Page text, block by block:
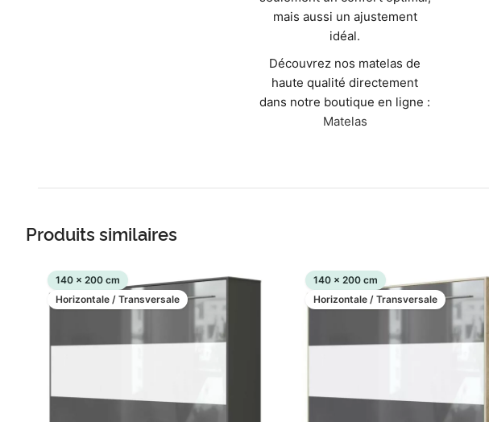
mais aussi un ajustement
idéal.
Découvrez nos matelas de
haute qualité directement
dans notre boutique en ligne :
Matelas
Produits similaires
140 x 200 cm
Horizontale / Transversale
140 x 200 cm
Horizontale / Transversale